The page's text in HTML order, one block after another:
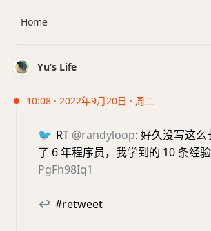
Yu’s Life
10:08 · 2022年9月20日 · 周二
🐦 RT @randyloop: 好久没写这
了 6 年程序员，我学到的 10 条经验
PgFh98Iq1
↩ #retweet
Home